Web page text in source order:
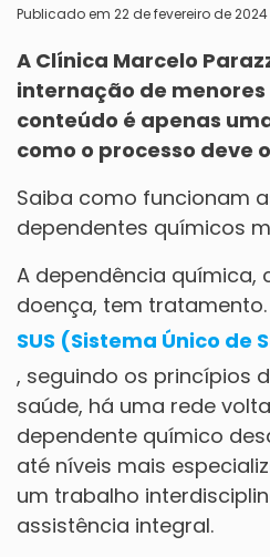
Publicado em 22 de fevereiro de 2024
A Clínica Marcelo
internação de menores
conteúdo é apenas
como o processo deve
Saiba como funcionam
dependentes químicos
A dependência química,
doença, tem
SUS (Sistema Único de
, seguindo os princípios
saúde, há uma rede
dependente químico
até níveis mais
um trabalho
assistência integral.